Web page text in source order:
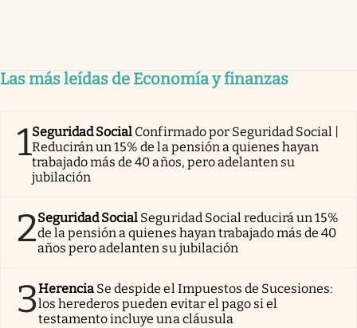
Las más leídas de Economía y finanzas
1Seguridad Social Confirmado por Seguridad Social |
Reducirán un 15% de la pensión a quienes hayan
trabajado más de 40 años, pero adelanten su
jubilación
2Seguridad Social Seguridad Social reducirá un 15%
de la pensión a quienes hayan trabajado más de 40
años pero adelanten su jubilación
3Herencia Se despide el Impuestos de Sucesiones:
los herederos pueden evitar el pago si el
testamento incluye una cláusula